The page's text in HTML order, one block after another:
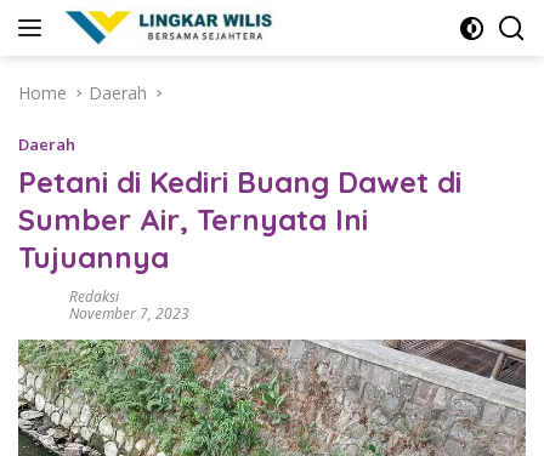
Home
Daerah
Daerah
Petani di Kediri Buang Dawet di
Sumber Air, Ternyata Ini
Tujuannya
Redaksi
November 7, 2023